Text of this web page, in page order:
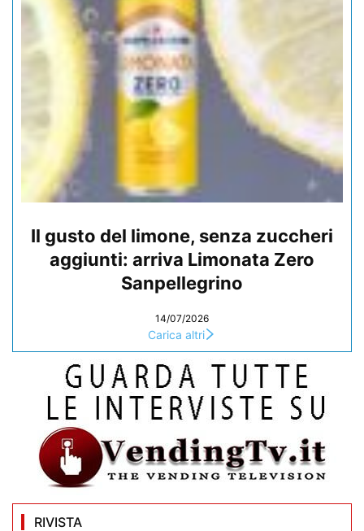
Il gusto del limone, senza zuccheri
aggiunti: arriva Limonata Zero
Sanpellegrino
14/07/2026
Carica altri
RIVISTA